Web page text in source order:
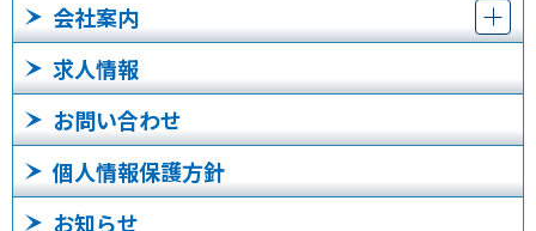
会社案内
求人情報
お問い合わせ
個人情報保護方針
お知らせ